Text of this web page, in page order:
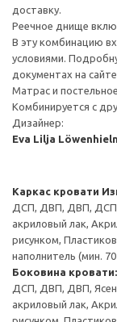
доставку.
Реечное днище
В эту комбинацию
условиями.
документах на
Матрас и
Комбинируется с
Дизайнер:
Eva Lilja
Каркас кровати
ДСП, ДВП, ДВП, ДСП,
акриловый лак,
рисунком,
наполнитель (мин.
Боковина кровати:
ДСП, ДВП, ДВП,
акриловый лак,